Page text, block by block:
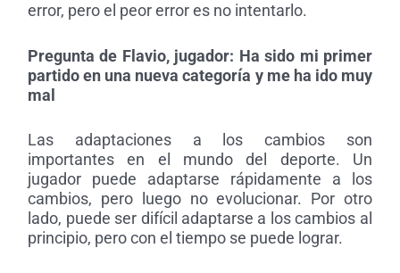
error, pero el peor error es no intentarlo.
Pregunta de Flavio, jugador: Ha sido mi primer
partido en una nueva categoría y me ha ido muy
mal
Las adaptaciones a los cambios son
importantes en el mundo del deporte. Un
jugador puede adaptarse rápidamente a los
cambios, pero luego no evolucionar. Por otro
lado, puede ser difícil adaptarse a los cambios al
principio, pero con el tiempo se puede lograr.